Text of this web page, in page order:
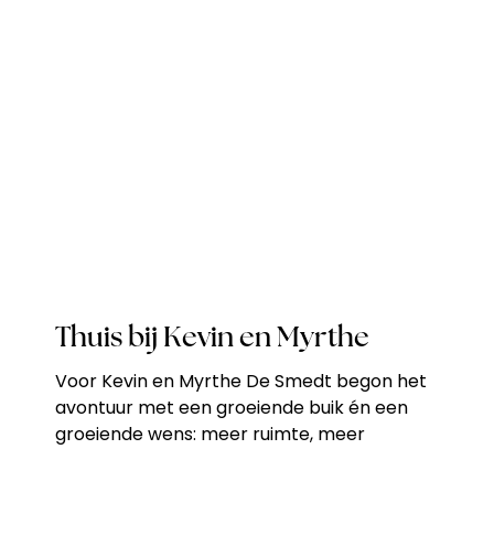
Thuis bij Kevin en Myrthe
Voor Kevin en Myrthe De Smedt begon het
avontuur met een groeiende buik én een
groeiende wens: meer ruimte, meer